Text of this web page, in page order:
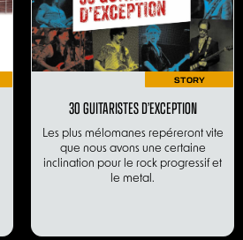
STORY
30 GUITARISTES D’EXCEPTION
Les plus mélomanes repéreront vite
que nous avons une certaine
inclination pour le rock progressif et
le metal.